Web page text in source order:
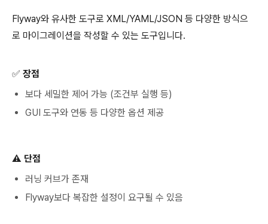
Flyway와 유사한 도구로 XML/YAML/JSON 등 다양한 방식으
로 마이그레이션을 작성할 수 있는 도구입니다.
✅ 장점
보다 세밀한 제어 가능 (조건부 실행 등)
GUI 도구와 연동 등 다양한 옵션 제공
⚠️ 단점
러닝 커브가 존재
Flyway보다 복잡한 설정이 요구될 수 있음